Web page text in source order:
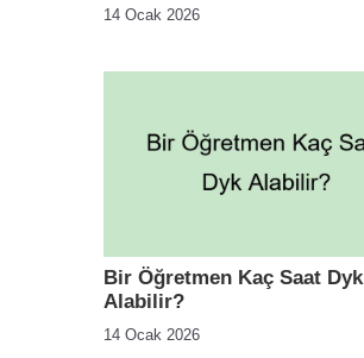
14 Ocak 2026
Bir Öğretmen Kaç Saat Dyk
Alabilir?
14 Ocak 2026